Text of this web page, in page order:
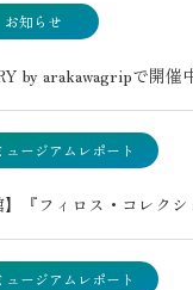
お知らせ
by arakawagripで開催
ュージアムレポート
】『フィロス・コレク
』
ュージアムレポート